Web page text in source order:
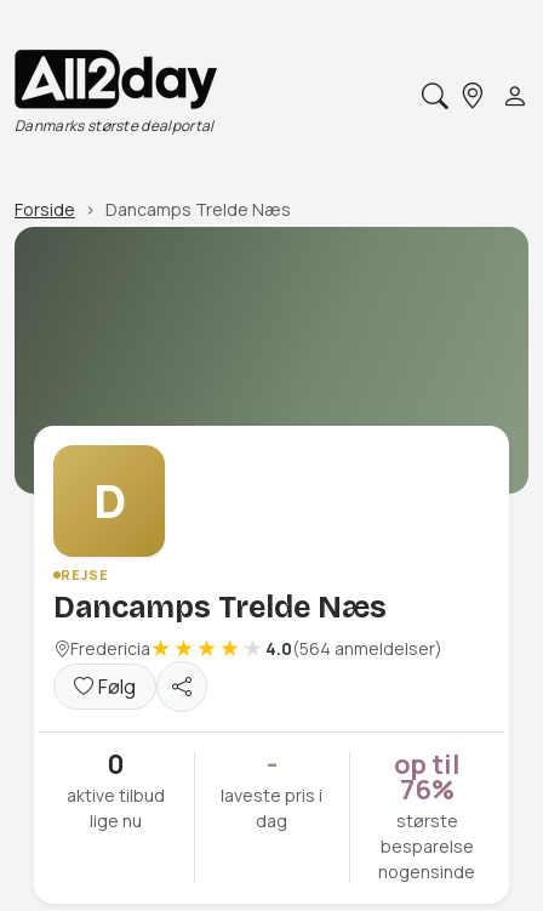
Danmarks største dealportal
Forside Dancamps Trelde Næs
D
REJSE
Dancamps Trelde Næs
Fredericia 4.0(564 anmeldelser)
Følg
0
aktive tilbud
lige nu
-
laveste pris i
dag
op til
76%
største
besparelse
nogensinde